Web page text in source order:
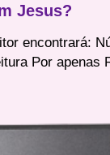
Jesus?
encontrará:
Por apenas